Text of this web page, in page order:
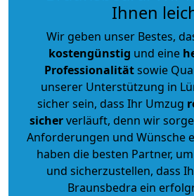
Ihnen
Wir geben unser Bestes,
kostengünstig und eine
Professionalitätsowie
unserer Unterstützung in
sicher sein, dass Ihr Umzug
sicherverläuft, denn wir
Anforderungen und Wünsche
haben die besten Partner,
und sicherzustellen, dass
Braunsbedra ein